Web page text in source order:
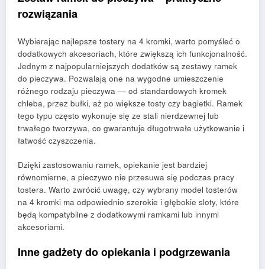
rozwiązania
Wybierając najlepsze tostery na 4 kromki, warto pomyśleć o
dodatkowych akcesoriach, które zwiększą ich funkcjonalność.
Jednym z najpopularniejszych dodatków są zestawy ramek
do pieczywa. Pozwalają one na wygodne umieszczenie
różnego rodzaju pieczywa — od standardowych kromek
chleba, przez bułki, aż po większe tosty czy bagietki. Ramek
tego typu często wykonuje się ze stali nierdzewnej lub
trwałego tworzywa, co gwarantuje długotrwałe użytkowanie i
łatwość czyszczenia.
Dzięki zastosowaniu ramek, opiekanie jest bardziej
równomierne, a pieczywo nie przesuwa się podczas pracy
tostera. Warto zwrócić uwagę, czy wybrany model tosterów
na 4 kromki ma odpowiednio szerokie i głębokie sloty, które
będą kompatybilne z dodatkowymi ramkami lub innymi
akcesoriami.
Inne gadżety do opiekania i podgrzewania